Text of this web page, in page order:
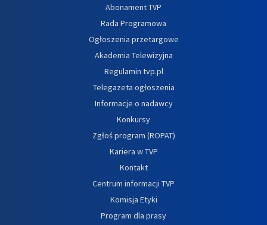
Abonament TVP
Rada Programowa
Ogłoszenia przetargowe
Akademia Telewizyjna
Regulamin tvp.pl
Telegazeta ogłoszenia
Informacje o nadawcy
Konkursy
Zgłoś program (ROPAT)
Kariera w TVP
Kontakt
Centrum informacji TVP
Komisja Etyki
Program dla prasy